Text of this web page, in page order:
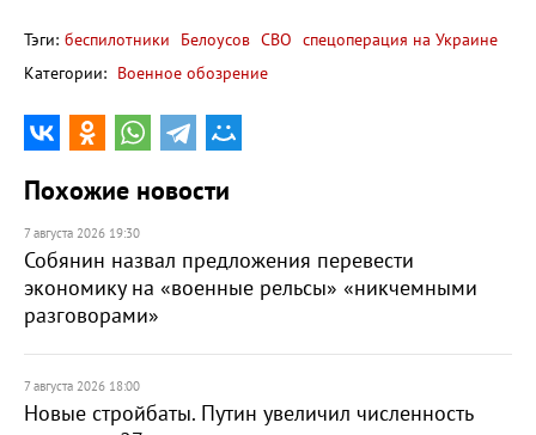
Тэги: беспилотники Белоусов СВО спецоперация на Украине
Категории: Военное обозрение
Похожие новости
7 августа 2026 19:30
Собянин назвал предложения перевести
экономику на «военные рельсы» «никчемными
разговорами»
7 августа 2026 18:00
Новые стройбаты. Путин увеличил численность